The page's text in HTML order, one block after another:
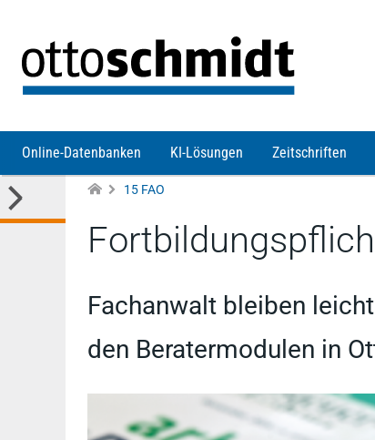
Online-Datenbanken KI-Lösungen Zeitschriften
15 FAO
Fachanwalt bleiben
den Beratermodulen in